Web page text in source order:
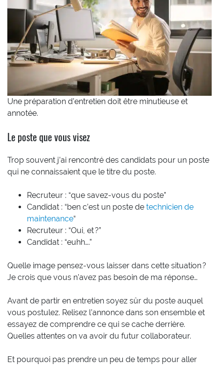
Une préparation d’entretien doit être minutieuse et
annotée.
Le poste que vous visez
Trop souvent j’ai rencontré des candidats pour un poste
qui ne connaissaient que le titre du poste.
Recruteur : “que savez-vous du poste”
Candidat : “ben c’est un poste de technicien de
maintenance“
Recruteur : “Oui, et ?”
Candidat : “euhh….”
Quelle image pensez-vous laisser dans cette situation ?
Je crois que vous n’avez pas besoin de ma réponse…
Avant de partir en entretien soyez sûr du poste auquel
vous postulez. Relisez l’annonce dans son ensemble et
essayez de comprendre ce qui se cache derrière.
Quelles attentes on va avoir du futur collaborateur.
Et pourquoi pas prendre un peu de temps pour aller